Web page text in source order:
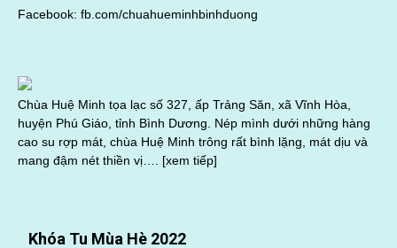
Facebook: fb.com/chuahueminhbinhduong
Chùa Huệ Minh tọa lạc số 327, ấp Trảng Săn, xã Vĩnh Hòa,
huyện Phú Giáo, tỉnh Bình Dương. Nép mình dưới những hàng
cao su rợp mát, chùa Huệ Minh trông rất bình lặng, mát dịu và
mang đậm nét thiền vị…. [xem tiếp]
Khóa Tu Mùa Hè 2022